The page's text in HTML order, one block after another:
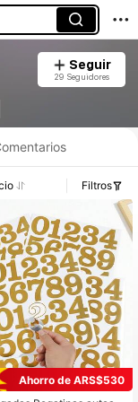
Seguir
29 Seguidores
Filtros
Ahorro de ARS$530